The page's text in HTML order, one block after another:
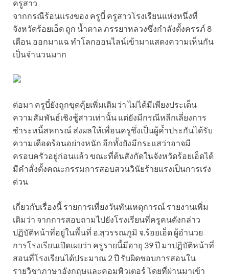
จากกรณีร้อนแรงของ ครูบี๋ ครูสาวโรงเรียนแห่งหนึ่งที่
จังหวัดร้อยเอ็ด ถูก น้ำตาล ภรรยาหลวงซึ่งกำลังตั้งครรภ์ 8
เดือน ออกมาแฉ ทำโลกออนไลน์เข้ามาแสดงความเห็นกัน
เป็นจำนวนมาก
ต่อมา ครูบี๋ยังถูกขุดคุ้ยเพิ่มเติมว่า ไม่ได้มีเพียงประเด็น
ความสัมพันธ์เชิงชู้สาวเท่านั้น แต่ยังมีกรณีหลีกเลี่ยงการ
ชำระหนี้สหกรณ์ ส่งผลให้เพื่อนครูซึ่งเป็นผู้ค้ำประกันได้รับ
ความเดือดร้อนอย่างหนัก อีกทั้งยังมีกระแสว่าอาจมี
ครอบครัวอยู่ก่อนแล้ว ขณะที่ต้นสังกัดในจังหวัดร้อยเอ็ดได้
มีคำสั่งตั้งคณะกรรมการสอบสวนวินัยร้ายแรงเป็นการเร่ง
ด่วน
เกี่ยวกับเรื่องนี้ รายการเที่ยงวันทันเหตุการณ์ รายงานเพิ่ม
เติมว่า จากการสอบถามไปยังโรงเรียนที่ครูคนดังกล่าว
ปฏิบัติหน้าที่อยู่ในพื้นที่ อ.สุวรรณภูมิ จ.ร้อยเอ็ด ผู้อำนวย
การโรงเรียนเปิดเผยว่า ครูรายนี้มีอายุ 39 ปี มาปฏิบัติหน้าที่
สอนที่โรงเรียนได้ประมาณ 2 ปี รับผิดชอบการสอนใน
รายวิชาภาษาอังกฤษและคอมพิวเตอร์ โดยที่ผ่านมาเข้า